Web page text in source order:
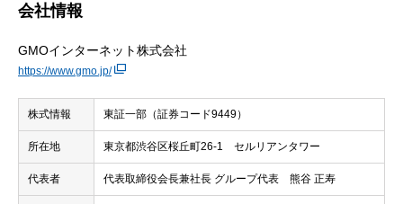
会社情報
GMOインターネット株式会社
https://www.gmo.jp/
株式情報 東証一部（証券コード9449）
所在地 東京都渋谷区桜丘町26-1 セルリアンタワー
代表者 代表取締役会長兼社長 グループ代表 熊谷 正寿